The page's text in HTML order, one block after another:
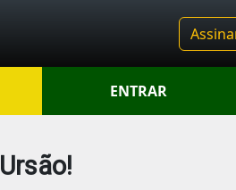
ENTRAR
Ursão!